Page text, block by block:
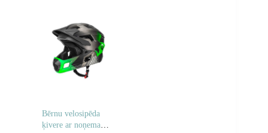
Bērnu velosipēda
ķivere ar noņemamu